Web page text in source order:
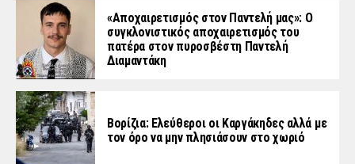
«Aποχαιρετισμός στον Παντελή μας»: Ο
συγκλονιστικός αποχαιρετισμός του
πατέρα στον πυροσβέστη Παντελή
Διαμαντάκη
Βορίζια: Ελεύθεροι οι Καργάκηδες αλλά με
τον όρο να μην πλησιάσουν στο χωριό